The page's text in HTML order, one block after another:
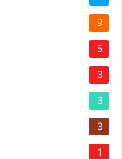
9
5
3
3
3
1